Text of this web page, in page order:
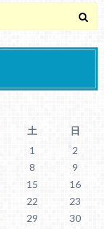
土 日
1
2
8
9
15
16
22
23
29
30